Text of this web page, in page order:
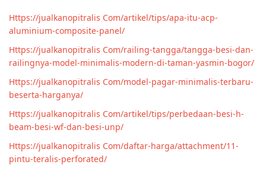
Https://jualkanopitralis Com/artikel/tips/apa-itu-acp-
aluminium-composite-panel/
Https://jualkanopitralis Com/railing-tangga/tangga-besi-dan-
railingnya-model-minimalis-modern-di-taman-yasmin-bogor/
Https://jualkanopitralis Com/model-pagar-minimalis-terbaru-
beserta-harganya/
Https://jualkanopitralis Com/artikel/tips/perbedaan-besi-h-
beam-besi-wf-dan-besi-unp/
Https://jualkanopitralis Com/daftar-harga/attachment/11-
pintu-teralis-perforated/